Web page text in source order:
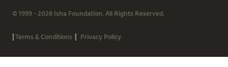
© 1999 - 2026 Isha Foundation. All Rights Reserved.
|Terms & Conditions | Privacy Policy